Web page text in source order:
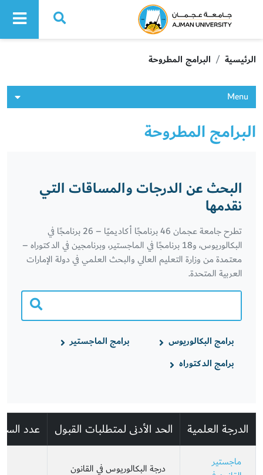
Ajman University
الرئيسية البرامج المطروحة
Menu
البرامج المطروحة
البحث عن الدرجات والمساقات التي
نقدمها
تطرح جامعة عجمان 46 برنامجًا أكاديميًا – 26 برنامجًا في
البكالوريوس، و18 برنامجًا في الماجستير، وبرنامجين في الدكتوراه –
معتمدة من وزارة التعليم العالي والبحث العلمي في دولة الإمارات
العربية المتحدة.
برامج البكالوريوس
برامج الماجستير
برامج الدكتوراه
الدرجة العلمية الحد الأدنى لمتطلبات القبول عدد
ماجستير
درجة البكالوريوس في القانون